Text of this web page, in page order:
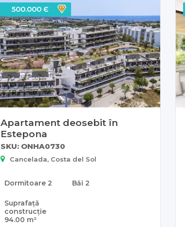
500.000 Є
Apartament deosebit în
Estepona
SKU: ONHA0730
Cancelada, Costa del Sol
Dormitoare 2 Băi 2
Suprafață
construcție
94.00 m²